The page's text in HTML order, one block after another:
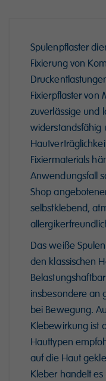
Spulenpflaster
Fixierung von
Fixierpflaster von
zuverlässige und
widerstandsfähig
Fixiermaterials
Anwendungsfall
Shop
selbstklebend,
Das weiße
den klassischen
insbesondere an
bei Bewegung.
Klebewirkung ist
Hauttypen
auf die Haut
Kleber handelt